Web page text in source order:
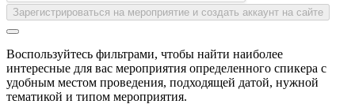
Зарегистрироваться на мероприятие и создать аккаунт на сайте
Воспользуйтесь фильтрами, чтобы найти наиболее
интересные для вас мероприятия определенного спикера с
удобным местом проведения, подходящей датой, нужной
тематикой и типом мероприятия.